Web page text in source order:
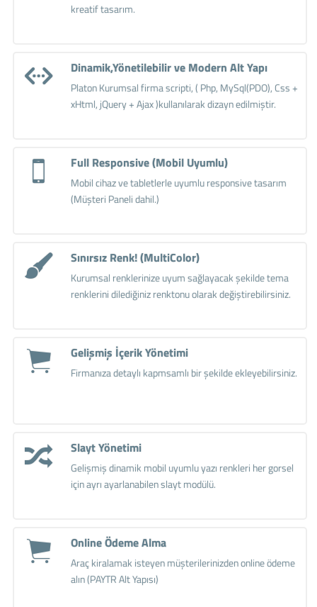
kreatif tasarım.
Dinamik,Yönetilebilir ve Modern Alt Yapı
Platon Kurumsal firma scripti, ( Php, MySql(PDO), Css +
xHtml, jQuery + Ajax )kullanılarak dizayn edilmiştir.
Full Responsive (Mobil Uyumlu)
Mobil cihaz ve tabletlerle uyumlu responsive tasarım
(Müşteri Paneli dahil.)
Sınırsız Renk! (MultiColor)
Kurumsal renklerinize uyum sağlayacak şekilde tema
renklerini dilediğiniz renktonu olarak değiştirebilirsiniz.
Gelişmiş İçerik Yönetimi
Firmanıza detaylı kapmsamlı bir şekilde ekleyebilirsiniz.
Slayt Yönetimi
Gelişmiş dinamik mobil uyumlu yazı renkleri her gorsel
için ayrı ayarlanabilen slayt modülü.
Online Ödeme Alma
Araç kiralamak isteyen müşterilerinizden online ödeme
alın (PAYTR Alt Yapısı)